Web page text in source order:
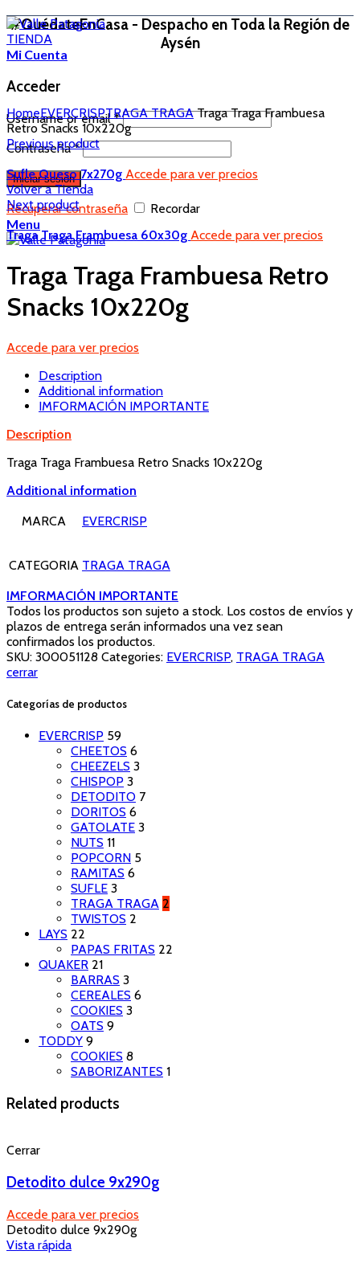
#QuédateEnCasa - Despacho en Toda la Región de
Aysén
TIENDA
Mi Cuenta
Acceder
Username or email*
Contraseña*
Iniciar sesión
Recuperar contraseña
Recordar
Menu
HomeEVERCRISPTRAGA TRAGATraga Traga Frambuesa
Retro Snacks 10x220g
Previous product
Sufle Queso 7x270g Accede para ver precios
Volver a Tienda
Next product
Traga Traga Frambuesa 60x30g Accede para ver precios
Traga Traga Frambuesa Retro
Snacks 10x220g
Accede para ver precios
Description
Additional information
IMFORMACIÓN IMPORTANTE
Description
Traga Traga Frambuesa Retro Snacks 10x220g
Additional information
MARCA
EVERCRISP
CATEGORIA TRAGA TRAGA
IMFORMACIÓN IMPORTANTE
Todos los productos son sujeto a stock. Los costos de envíos y
plazos de entrega serán informados una vez sean
confirmados los productos.
SKU: 300051128 Categories: EVERCRISP, TRAGA TRAGA
cerrar
Categorías de productos
EVERCRISP 59
CHEETOS 6
CHEEZELS 3
CHISPOP 3
DETODITO 7
DORITOS 6
GATOLATE 3
NUTS 11
POPCORN 5
RAMITAS 6
SUFLE 3
TRAGA TRAGA 2
TWISTOS 2
LAYS 22
PAPAS FRITAS 22
QUAKER 21
BARRAS 3
CEREALES 6
COOKIES 3
OATS 9
TODDY 9
COOKIES 8
SABORIZANTES 1
Related products
Cerrar
Detodito dulce 9x290g
Accede para ver precios
Detodito dulce 9x290g
Vista rápida